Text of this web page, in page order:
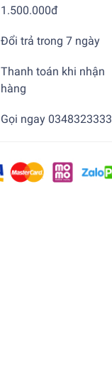
1.500.000đ
Đổi trả trong 7 ngày
Thanh toán khi nhận
hàng
Gọi ngay 0348323333